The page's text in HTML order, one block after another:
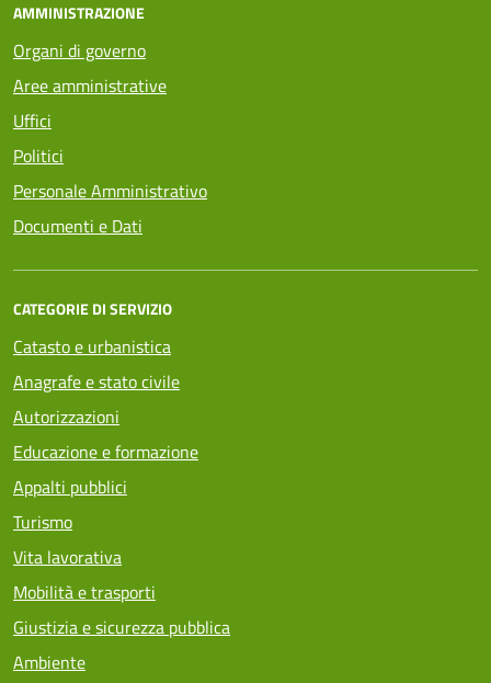
AMMINISTRAZIONE
Organi di governo
Aree amministrative
Uffici
Politici
Personale Amministrativo
Documenti e Dati
CATEGORIE DI SERVIZIO
Catasto e urbanistica
Anagrafe e stato civile
Autorizzazioni
Educazione e formazione
Appalti pubblici
Turismo
Vita lavorativa
Mobilità e trasporti
Giustizia e sicurezza pubblica
Ambiente